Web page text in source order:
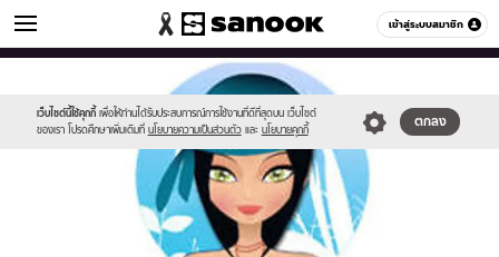
เข้าสู่ระบบสมาชิก
ดูดวง หมวดอื่นๆ
เว็บไซต์นี้ใช้คุกกี้ เพื่อให้ท่านได้รับประสบการณ์การใช้งานที่ดีที่สุดบน เว็บไซต์
ของเรา โปรดศึกษาเพิ่มเติมที่ นโยบายความเป็นส่วนตัว และ นโยบายคุกกี้
ตกลง
//s.isanook.com/sr/0/images/logo-
sanook.png
//s.isanook.com/ho/0/ud/14/71201/170-